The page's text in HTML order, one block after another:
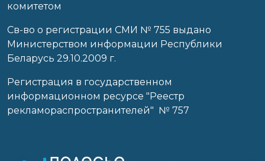
комитетом
Св-во о регистрации СМИ № 755 выдано
Министерством информации Республики
Беларусь 29.10.2009 г.
Регистрация в государственном
информационном ресурсе "Реестр
рекламораспространителей" № 757